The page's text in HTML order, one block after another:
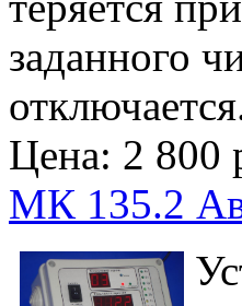
заданного
Цена: 2 800
МК 135.2